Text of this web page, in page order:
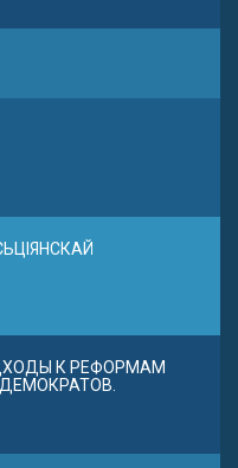
К РЕФОРМАМ